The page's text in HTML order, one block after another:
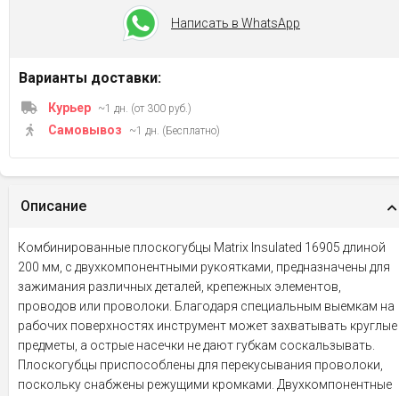
Написать в WhatsApp
Варианты доставки:
Курьер ~1 дн. (от 300 руб.)
Самовывоз ~1 дн. (Бесплатно)
Описание
Комбинированные плоскогубцы Matrix Insulated 16905 длиной
200 мм, с двухкомпонентными рукоятками, предназначены для
зажимания различных деталей, крепежных элементов,
проводов или проволоки. Благодаря специальным выемкам на
рабочих поверхностях инструмент может захватывать круглые
предметы, а острые насечки не дают губкам соскальзывать.
Плоскогубцы приспособлены для перекусывания проволоки,
поскольку снабжены режущими кромками. Двухкомпонентные